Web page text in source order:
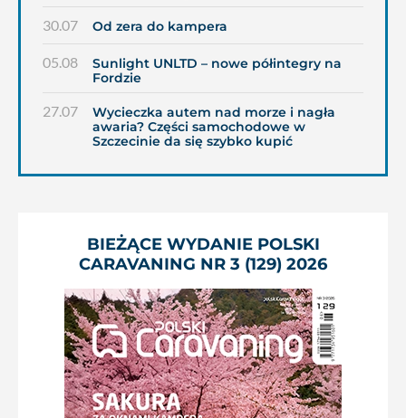
30.07 Od zera do kampera
05.08
Sunlight UNLTD – nowe półintegry na
Fordzie
27.07
Wycieczka autem nad morze i nagła
awaria? Części samochodowe w
Szczecinie da się szybko kupić
BIEŻĄCE WYDANIE POLSKI
CARAVANING NR 3 (129) 2026